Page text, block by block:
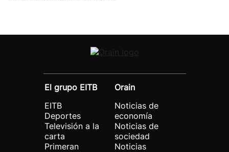
El grupo EITB
EITB
Deportes
Televisión a la
carta
Primeran
Orain
Noticias de
economía
Noticias de
sociedad
Noticias